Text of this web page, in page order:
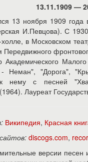
13.11.1909 —
13 ноября 1909
И.Певцова). С
в Московском
"Дорога",
к нему с песней
Лауреат
Википедия, Красная
discogs.com,
версии песен